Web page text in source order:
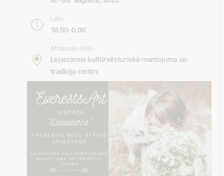
Laiks
18.00–0.00
Atrašanās vieta
Lejasciema kultūrvēsturiskā mantojuma un
tradīciju centrs